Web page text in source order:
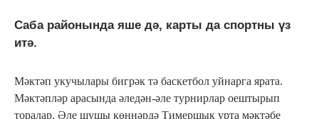
Саба районында яше дә, карты да спортны үз
итә.
Мәктәп укучылары бигрәк тә баскетбол уйнарга ярата.
Мәктәпләр арасында әледән-әле турнирлар оештырып
торалар. Әле шушы көннәрдә Тимершык урта мәктәбе